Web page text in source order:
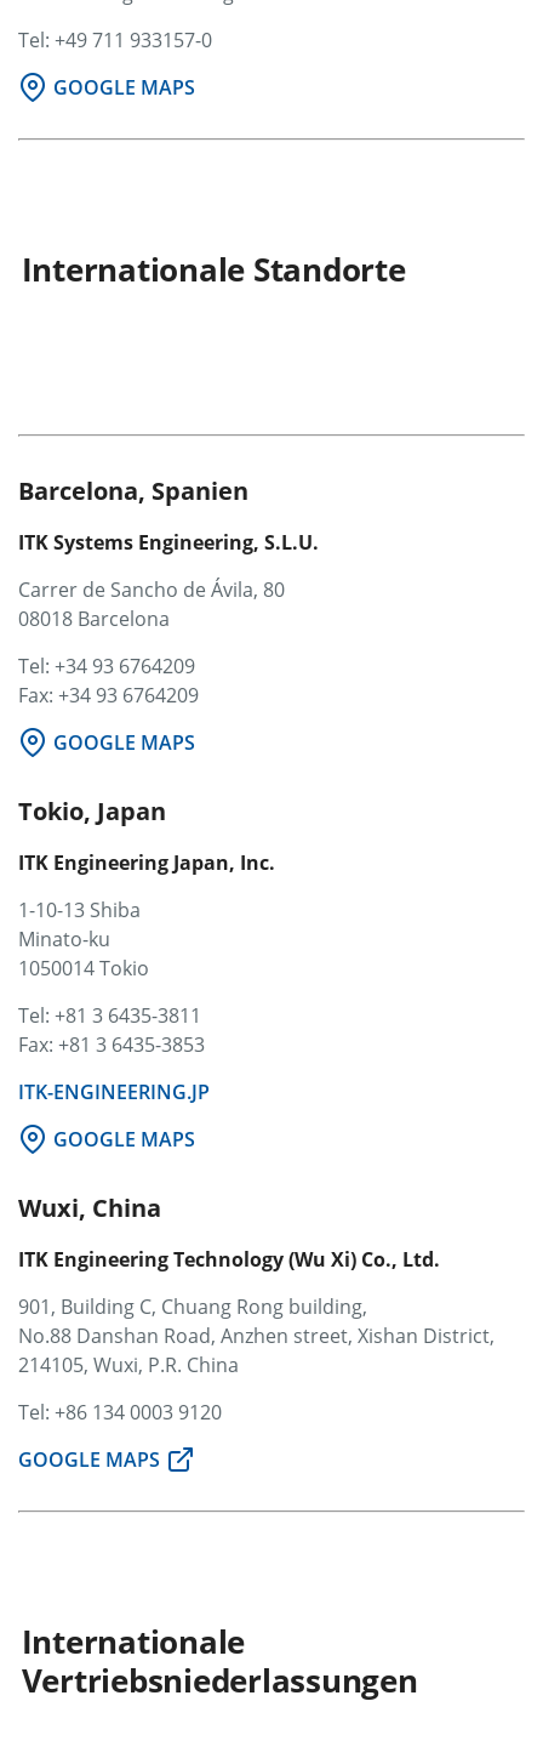
Tel: +49 711 933157-0
GOOGLE MAPS
Internationale Standorte
Barcelona, Spanien
ITK Systems Engineering, S.L.U.
Carrer de Sancho de Ávila, 80
08018 Barcelona
Tel: +34 93 6764209
Fax: +34 93 6764209
GOOGLE MAPS
Tokio, Japan
ITK Engineering Japan, Inc.
1-10-13 Shiba
Minato-ku
1050014 Tokio
Tel: +81 3 6435-3811
Fax: +81 3 6435-3853
ITK-ENGINEERING.JP
GOOGLE MAPS
Wuxi, China
ITK Engineering Technology (Wu Xi) Co., Ltd.
901, Building C, Chuang Rong building,
No.88 Danshan Road, Anzhen street, Xishan District,
214105, Wuxi, P.R. China
Tel: +86 134 0003 9120
GOOGLE MAPS
Internationale
Vertriebsniederlassungen